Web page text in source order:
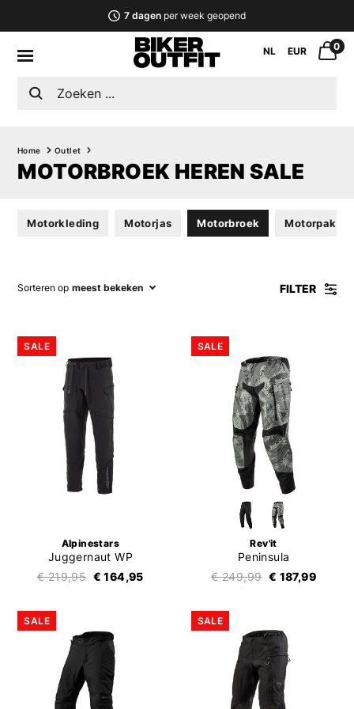
7 dagenper week geopend
NL EUR 0
Home Outlet
MOTORBROEK HEREN SALE
Motorkleding Motorjas Motorbroek Motorpak
Sorteren op meest bekeken FILTER
SALE
Alpinestars
Juggernaut WP
€ 219,95 € 164,95
SALE
Rev'it
Peninsula
€ 249,99 € 187,99
SALE SALE